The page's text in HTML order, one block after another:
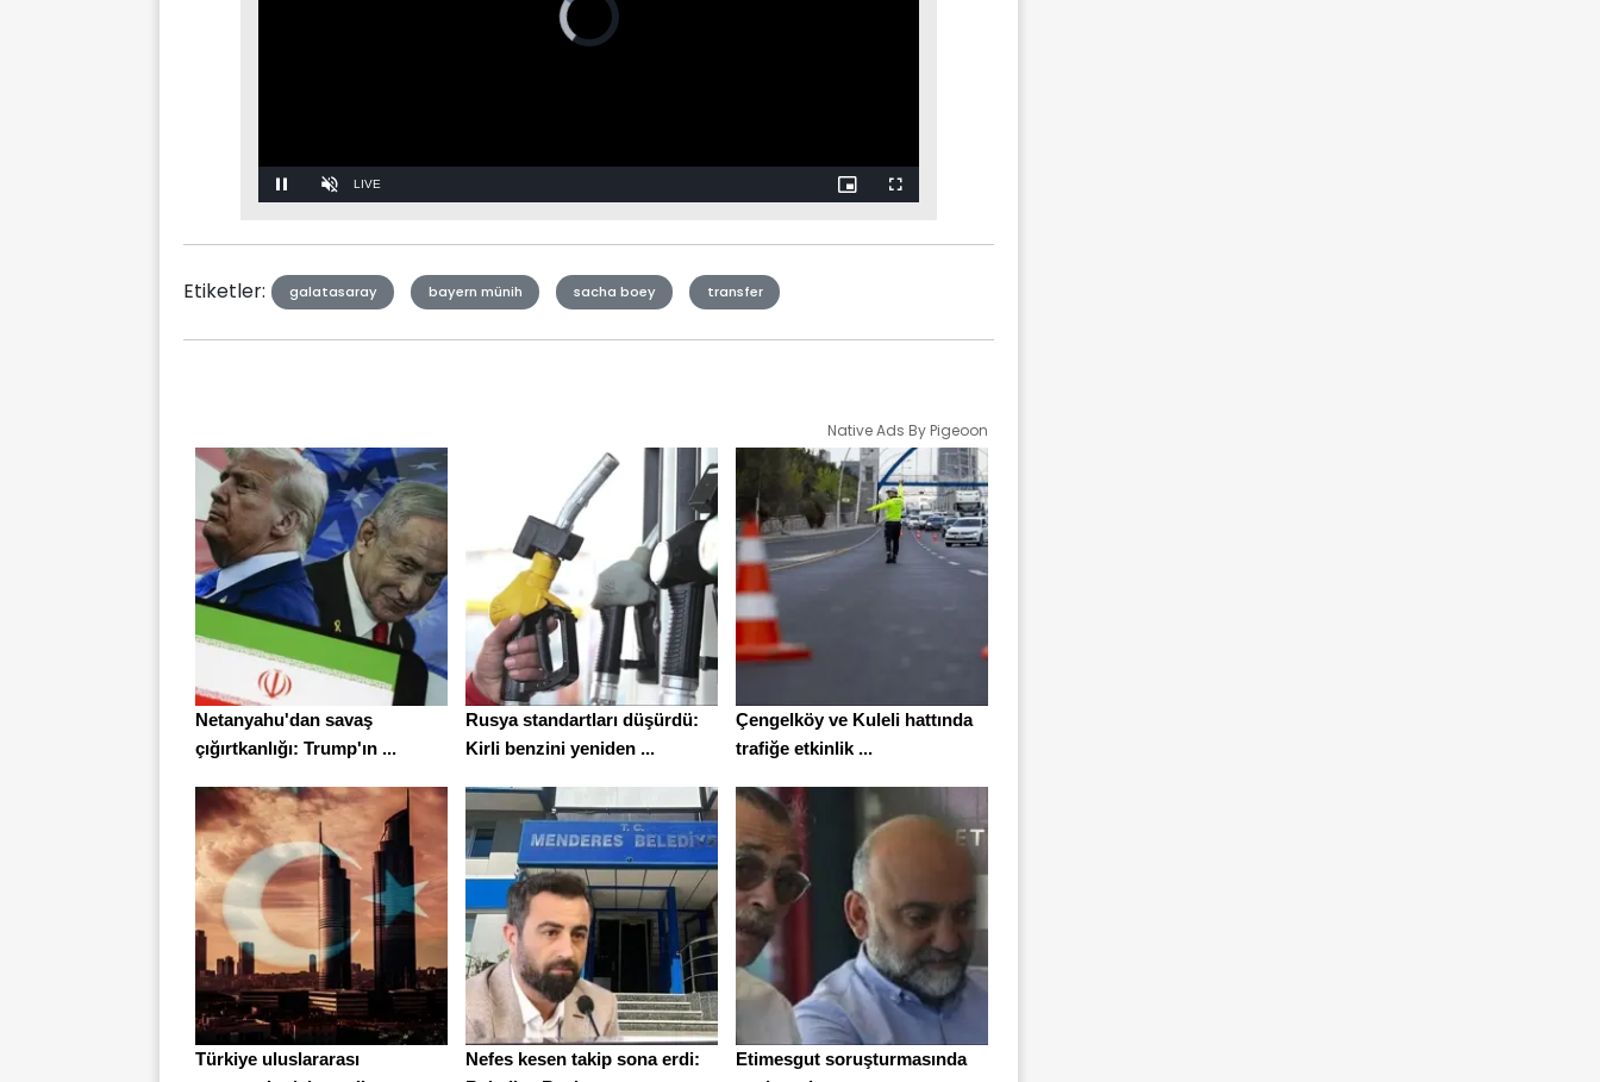
Unmute Stream
Etiketler: galatasaray bayern münih sacha boey transfer
Native Ads By Pigeoon
Netanyahu'dan savaş
çığırtkanlığı: Trump'ın ...
Rusya standartları düşürdü:
Kirli benzini yeniden ...
Çengelköy ve Kuleli hattında
trafiğe etkinlik ...
Türkiye uluslararası
Nefes kesen takip sona erdi:
Etimesgut soruşturmasında